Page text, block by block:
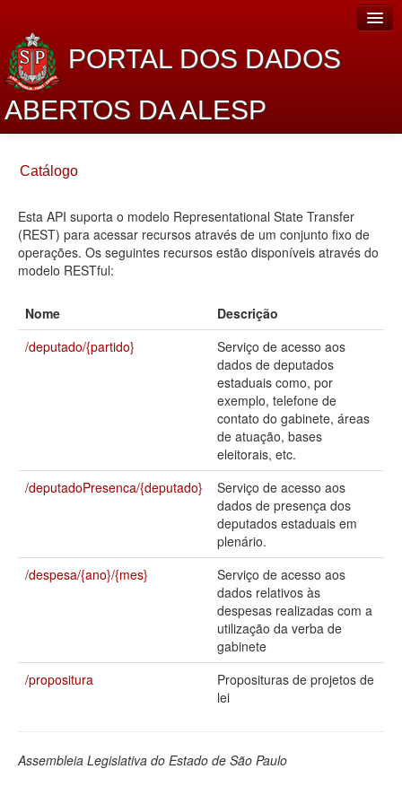
PORTAL DOS DADOS
ABERTOS DA ALESP
Sobre o projeto
Dados Abertos Alesp
Lei de Acesso à Informação
Planejamento
Catálogo de dados
Legislação
Perguntas frequentes
Catálogo
Esta API suporta o modelo Representational State Transfer
(REST) para acessar recursos através de um conjunto fixo de
operações. Os seguintes recursos estão disponíveis através do
modelo RESTful:
Nome
Descrição
/deputado/{partido}
Serviço de acesso aos
dados de deputados
estaduais como, por
exemplo, telefone de
contato do gabinete, áreas
de atuação, bases
eleitorais, etc.
/deputadoPresenca/{deputado}
Serviço de acesso aos
dados de presença dos
deputados estaduais em
plenário.
/despesa/{ano}/{mes}
Serviço de acesso aos
dados relativos às
despesas realizadas com a
utilização da verba de
gabinete
/propositura
Proposituras de projetos de
lei
Assembleia Legislativa do Estado de São Paulo